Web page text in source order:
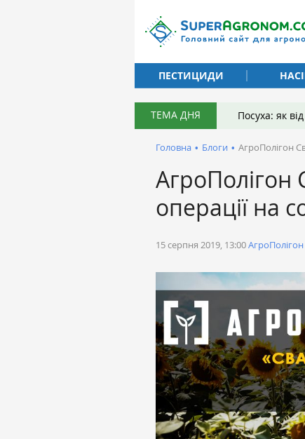
ПЕСТИЦИДИ
ТЕМА ДНЯ Посуха: як
Головна • Блоги • АгроПолігон
АгроПолігон
операції на
15 серпня 2019, 13:00